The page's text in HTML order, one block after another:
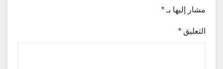
مشار إليها بـ *
التعليق *